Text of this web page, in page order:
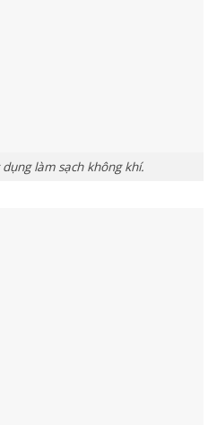
làm sạch không khí.